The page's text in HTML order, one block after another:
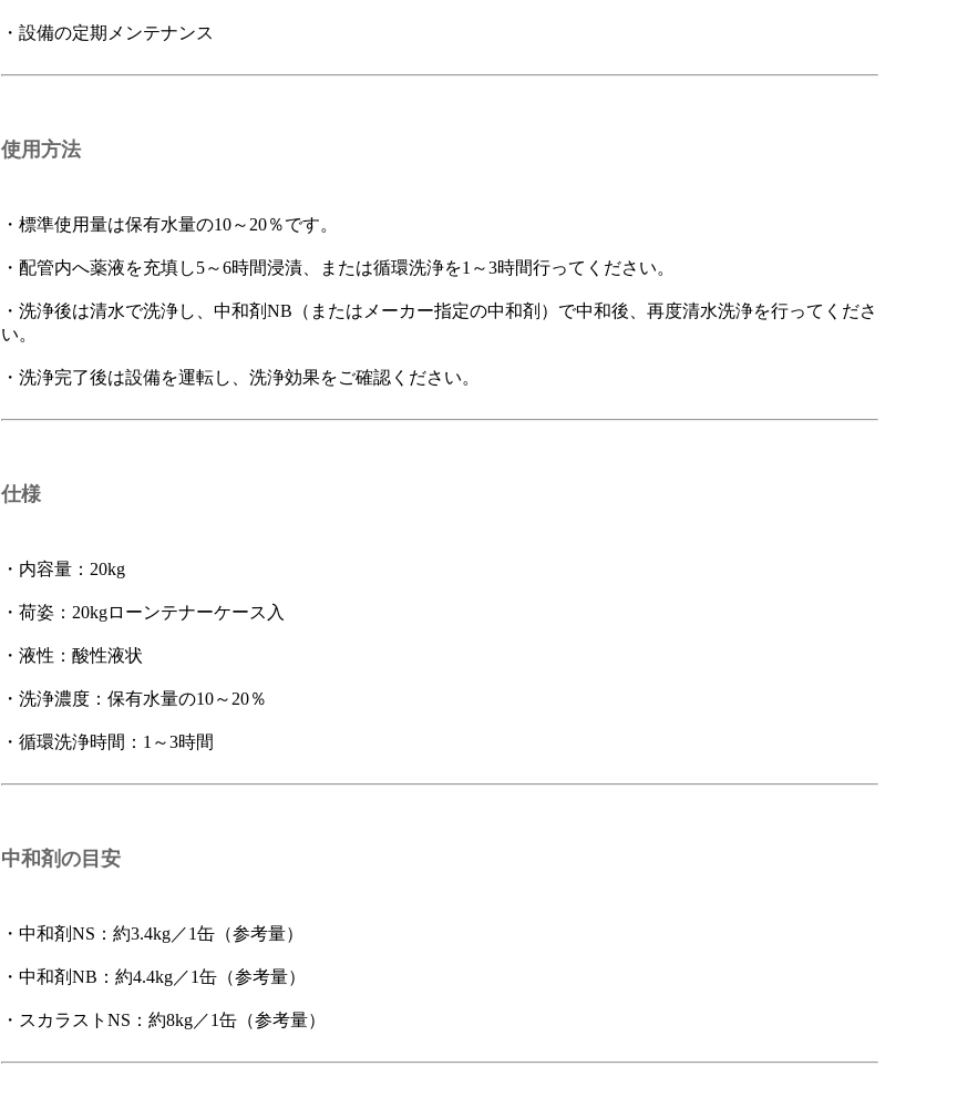
・設備の定期メンテナンス
使用方法
・標準使用量は保有水量の10～20％です。
・配管内へ薬液を充填し5～6時間浸漬、または循環洗浄を1～3時間行ってください。
・洗浄後は清水で洗浄し、中和剤NB（またはメーカー指定の中和剤）で中和後、再度清水洗浄を行ってくださ
い。
・洗浄完了後は設備を運転し、洗浄効果をご確認ください。
仕様
・内容量：20kg
・荷姿：20kgローンテナーケース入
・液性：酸性液状
・洗浄濃度：保有水量の10～20％
・循環洗浄時間：1～3時間
中和剤の目安
・中和剤NS：約3.4kg／1缶（参考量）
・中和剤NB：約4.4kg／1缶（参考量）
・スカラストNS：約8kg／1缶（参考量）